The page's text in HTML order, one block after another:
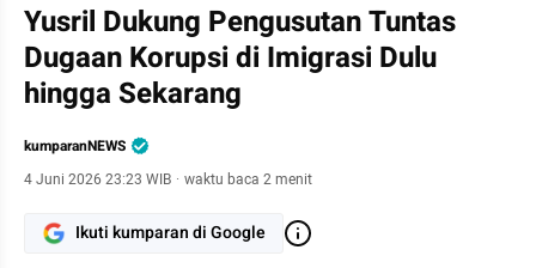
Yusril Dukung Pengusutan Tuntas
Dugaan Korupsi di Imigrasi Dulu
hingga Sekarang
kumparanNEWS
4 Juni 2026 23:23 WIB · waktu baca 2 menit
Ikuti kumparan di Google